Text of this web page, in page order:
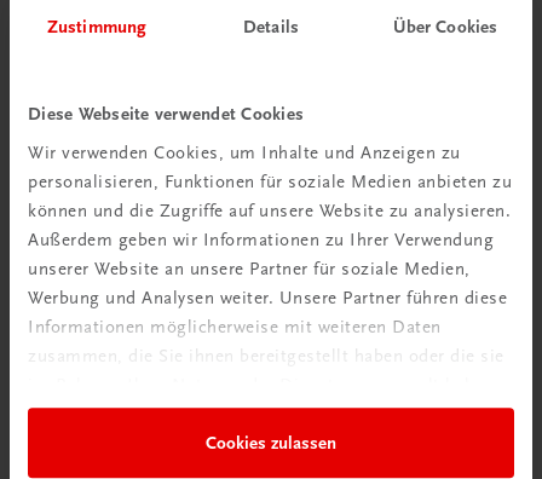
Zustimmung Details Über Cookies
Diese Webseite verwendet Cookies
Wir verwenden Cookies, um Inhalte und Anzeigen zu
personalisieren, Funktionen für soziale Medien anbieten zu
können und die Zugriffe auf unsere Website zu analysieren.
Außerdem geben wir Informationen zu Ihrer Verwendung
unserer Website an unsere Partner für soziale Medien,
Werbung und Analysen weiter. Unsere Partner führen diese
Informationen möglicherweise mit weiteren Daten
zusammen, die Sie ihnen bereitgestellt haben oder die sie
Cookies zulassen
Schon entdeckt?
Ratgeber Schulpraxis
Mehr dazu